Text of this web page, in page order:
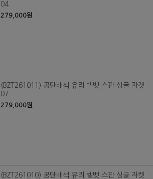
04
279,000원
(BZT261011) 공단배색 유리 벨벳 스판 싱글 자켓
07
279,000원
(BZT261010) 공단배색 유리 벨벳 스판 싱글 자켓